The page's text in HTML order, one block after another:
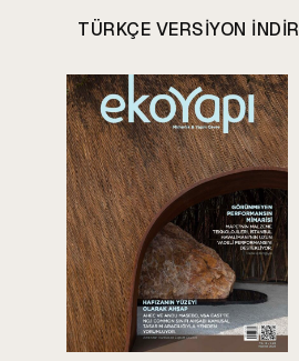
TÜRKÇE VERSIYON INDIR